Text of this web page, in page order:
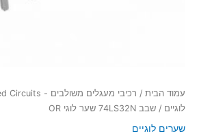
עמוד הבית / רכיבי מעגלים משולבים - Integrated Circuits
לוגיים / שבב 74LS32N שער לוגי OR
שערים לוגיים